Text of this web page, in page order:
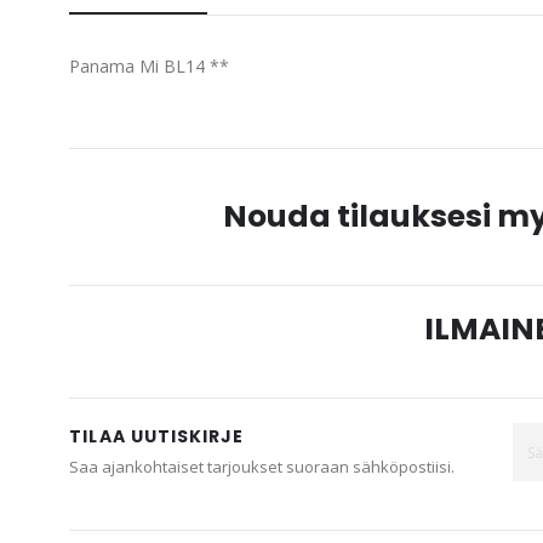
of
gallery
Panama Mi BL14 **
Nouda tilauksesi
TILAA UUTISKIRJE
Saa ajankohtaiset tarjoukset suoraan sähköpostiisi.